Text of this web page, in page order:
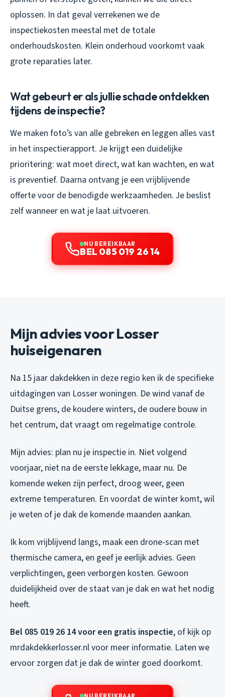
oplossen. In dat geval verrekenen we de
inspectiekosten meestal met de totale
onderhoudskosten. Klein onderhoud voorkomt vaak
grote reparaties later.
Wat gebeurt er als jullie schade ontdekken
tijdens de inspectie?
We maken foto’s van alle gebreken en leggen alles vast
in het inspectierapport. Je krijgt een duidelijke
prioritering: wat moet direct, wat kan wachten, en wat
is preventief. Daarna ontvang je een vrijblijvende
offerte voor de benodigde werkzaamheden. Je beslist
zelf wanneer en wat je laat uitvoeren.
NU BEREIKBAAR
BEL 085 019 26 14
Mijn advies voor Losser
huiseigenaren
Na 15 jaar dakdekken in deze regio ken ik de specifieke
uitdagingen van Losser woningen. De wind vanaf de
Duitse grens, de koudere winters, de oudere bouw in
het centrum, dat vraagt om regelmatige controle.
Mijn advies: plan nu je inspectie in. Niet volgend
voorjaar, niet na de eerste lekkage, maar nu. De
komende weken zijn perfect, droog weer, geen
extreme temperaturen. En voordat de winter komt, wil
je weten of je dak de komende maanden aankan.
Ik kom vrijblijvend langs, maak een drone-scan met
thermische camera, en geef je eerlijk advies. Geen
verplichtingen, geen verborgen kosten. Gewoon
duidelijkheid over de staat van je dak en wat het nodig
heeft.
Bel 085 019 26 14 voor een gratis inspectie, of kijk op
mrdakdekkerlosser.nl voor meer informatie. Laten we
ervoor zorgen dat je dak de winter goed doorkomt.